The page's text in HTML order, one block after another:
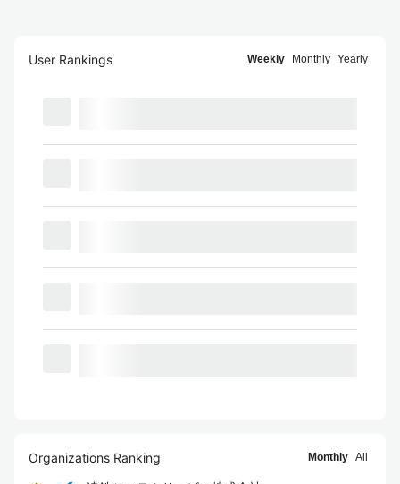
User Rankings Weekly Monthly Yearly
Organizations Ranking Monthly All